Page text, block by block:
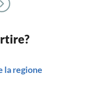
la regione